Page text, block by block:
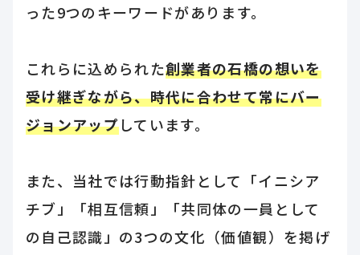
った9つのキーワードがあります。
これらに込められた創業者の石橋の想いを
受け継ぎながら、時代に合わせて常にバー
ジョンアップしています。
また、当社では行動指針として「イニシア
チブ」「相互信頼」「共同体の一員として
の自己認識」の3つの文化（価値観）を掲げ